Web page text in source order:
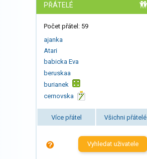
PŘÁTELÉ
Počet přátel: 59
ajanka
Atari
babicka Eva
beruskaa
burianek
cernovska
Více přátel Všichni přátelé
Vyhledat uživatele